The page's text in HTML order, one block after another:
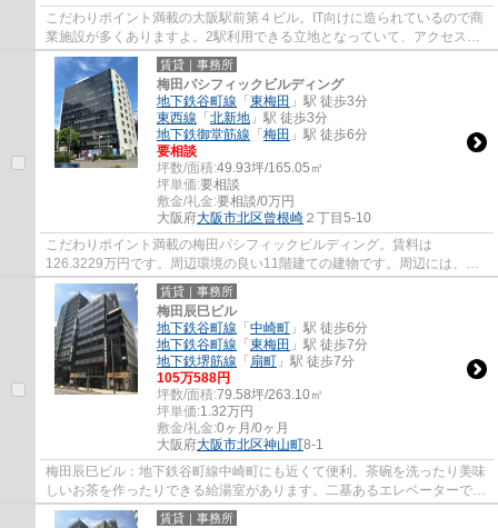
こだわりポイント満載の大阪駅前第４ビル。IT向けに造られているので商
業施設が多くありますよ。2駅利用できる立地となっていて、アクセスが
良いです。色々な使い方が可能な給湯室があ...
賃貸｜事務所
梅田パシフィックビルディング
地下鉄谷町線 「 東梅田 」駅 徒歩3分
東西線 「 北新地 」駅 徒歩3分
地下鉄御堂筋線 「 梅田 」駅 徒歩6分
要相談
坪数/面積:49.93坪/165.05㎡
坪単価:要相談
敷金/礼金:要相談/0万円
大阪府大阪市北区曾根崎 ２丁目5-10
こだわりポイント満載の梅田パシフィックビルディング。賃料は
126.3229万円です。周辺環境の良い11階建ての建物です。周辺には、徒
歩3分で利用できる駅があります。IT向けにもなってお...
賃貸｜事務所
梅田辰巳ビル
地下鉄谷町線 「 中崎町 」駅 徒歩6分
地下鉄谷町線 「 東梅田 」駅 徒歩7分
地下鉄堺筋線 「 扇町 」駅 徒歩7分
105万588円
坪数/面積:79.58坪/263.10㎡
坪単価:1.32万円
敷金/礼金:0ヶ月/0ヶ月
大阪府大阪市北区神山町8-1
梅田辰巳ビル：地下鉄谷町線中崎町にも近くて便利。茶碗を洗ったり美味
しいお茶を作ったりできる給湯室があります。二基あるエレベーターで建
物内の移動も円滑です。駅が周辺に2つある...
賃貸｜事務所